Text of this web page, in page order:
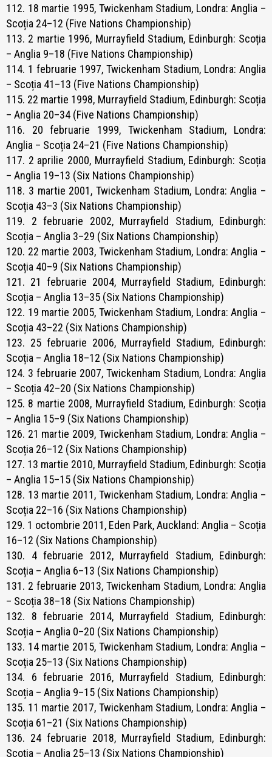
112. 18 martie 1995, Twickenham Stadium, Londra: Anglia –
Scoția 24–12 (Five Nations Championship)
113. 2 martie 1996, Murrayfield Stadium, Edinburgh: Scoția
– Anglia 9–18 (Five Nations Championship)
114. 1 februarie 1997, Twickenham Stadium, Londra: Anglia
– Scoția 41–13 (Five Nations Championship)
115. 22 martie 1998, Murrayfield Stadium, Edinburgh: Scoția
– Anglia 20–34 (Five Nations Championship)
116. 20 februarie 1999, Twickenham Stadium, Londra:
Anglia – Scoția 24–21 (Five Nations Championship)
117. 2 aprilie 2000, Murrayfield Stadium, Edinburgh: Scoția
– Anglia 19–13 (Six Nations Championship)
118. 3 martie 2001, Twickenham Stadium, Londra: Anglia –
Scoția 43–3 (Six Nations Championship)
119. 2 februarie 2002, Murrayfield Stadium, Edinburgh:
Scoția – Anglia 3–29 (Six Nations Championship)
120. 22 martie 2003, Twickenham Stadium, Londra: Anglia –
Scoția 40–9 (Six Nations Championship)
121. 21 februarie 2004, Murrayfield Stadium, Edinburgh:
Scoția – Anglia 13–35 (Six Nations Championship)
122. 19 martie 2005, Twickenham Stadium, Londra: Anglia –
Scoția 43–22 (Six Nations Championship)
123. 25 februarie 2006, Murrayfield Stadium, Edinburgh:
Scoția – Anglia 18–12 (Six Nations Championship)
124. 3 februarie 2007, Twickenham Stadium, Londra: Anglia
– Scoția 42–20 (Six Nations Championship)
125. 8 martie 2008, Murrayfield Stadium, Edinburgh: Scoția
– Anglia 15–9 (Six Nations Championship)
126. 21 martie 2009, Twickenham Stadium, Londra: Anglia –
Scoția 26–12 (Six Nations Championship)
127. 13 martie 2010, Murrayfield Stadium, Edinburgh: Scoția
– Anglia 15–15 (Six Nations Championship)
128. 13 martie 2011, Twickenham Stadium, Londra: Anglia –
Scoția 22–16 (Six Nations Championship)
129. 1 octombrie 2011, Eden Park, Auckland: Anglia – Scoția
16–12 (Six Nations Championship)
130. 4 februarie 2012, Murrayfield Stadium, Edinburgh:
Scoția – Anglia 6–13 (Six Nations Championship)
131. 2 februarie 2013, Twickenham Stadium, Londra: Anglia
– Scoția 38–18 (Six Nations Championship)
132. 8 februarie 2014, Murrayfield Stadium, Edinburgh:
Scoția – Anglia 0–20 (Six Nations Championship)
133. 14 martie 2015, Twickenham Stadium, Londra: Anglia –
Scoția 25–13 (Six Nations Championship)
134. 6 februarie 2016, Murrayfield Stadium, Edinburgh:
Scoția – Anglia 9–15 (Six Nations Championship)
135. 11 martie 2017, Twickenham Stadium, Londra: Anglia –
Scoția 61–21 (Six Nations Championship)
136. 24 februarie 2018, Murrayfield Stadium, Edinburgh:
Scoția – Anglia 25–13 (Six Nations Championship)